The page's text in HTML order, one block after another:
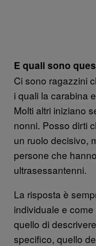
E quali sono
Ci sono ragazzini
i quali la carabina
Molti altri iniziano
nonni. Posso dirti
un ruolo decisivo,
persone che
ultrasessantenni.
La risposta è
individuale e
quello di
specifico, quello